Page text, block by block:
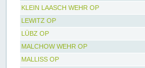
KLEIN LAASCH WEHR OP
LEWITZ OP
LÜBZ OP
MALCHOW WEHR OP
MALLISS OP